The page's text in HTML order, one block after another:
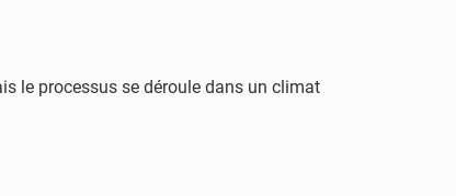
le processus se déroule dans un climat